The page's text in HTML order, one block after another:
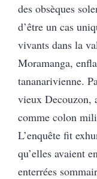
des obsèques
d’être un cas
vivants dans la
Moramanga,
tananarivienne.
vieux Decouzon,
comme colon
L’enquête fit
qu’elles avaient
enterrées